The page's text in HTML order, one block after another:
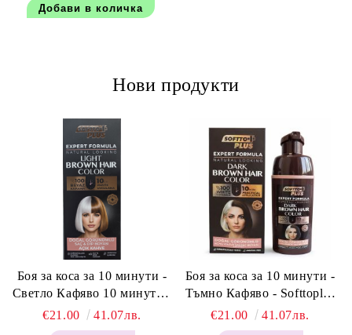
Нови продукти
Боя за коса за 10 минути -
Светло Кафяво 10 минути -
Softtoplus Expert Woman
Light Brown 400мл
€21.00 41.07лв.
Боя за коса за 10 минути -
Тъмно Кафяво - Softtoplus
Expert Woman Dark Brown
400 мл
€21.00 41.07лв.